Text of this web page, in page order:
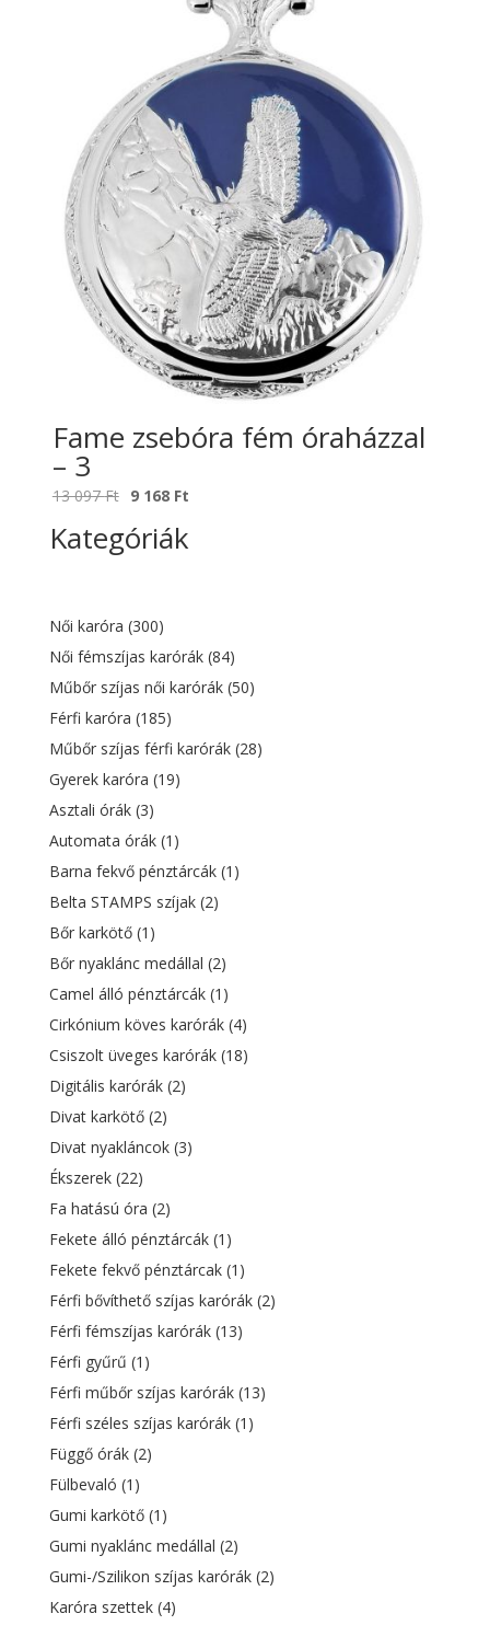
Fame zsebóra fém óraházzal
– 3
13 097Ft Original
was:
9 168 Ft
Kategóriák
Női karóra (300)
Női fémszíjas karórák (84)
Műbőr szíjas női karórák (50)
Férfi karóra (185)
Műbőr szíjas férfi karórák (28)
Gyerek karóra (19)
Asztali órák (3)
Automata órák (1)
Barna fekvő pénztárcák (1)
Belta STAMPS szíjak (2)
Bőr karkötő (1)
Bőr nyaklánc medállal (2)
Camel álló pénztárcák (1)
Cirkónium köves karórák (4)
Csiszolt üveges karórák (18)
Digitális karórák (2)
Divat karkötő (2)
Divat nyakláncok (3)
Ékszerek (22)
Fa hatású óra (2)
Fekete álló pénztárcák (1)
Fekete fekvő pénztárcak (1)
Férfi bővíthető szíjas karórák (2)
Férfi fémszíjas karórák (13)
Férfi gyűrű (1)
Férfi műbőr szíjas karórák (13)
Férfi széles szíjas karórák (1)
Függő órák (2)
Fülbevaló (1)
Gumi karkötő (1)
Gumi nyaklánc medállal (2)
Gumi-/Szilikon szíjas karórák (2)
Karóra szettek (4)